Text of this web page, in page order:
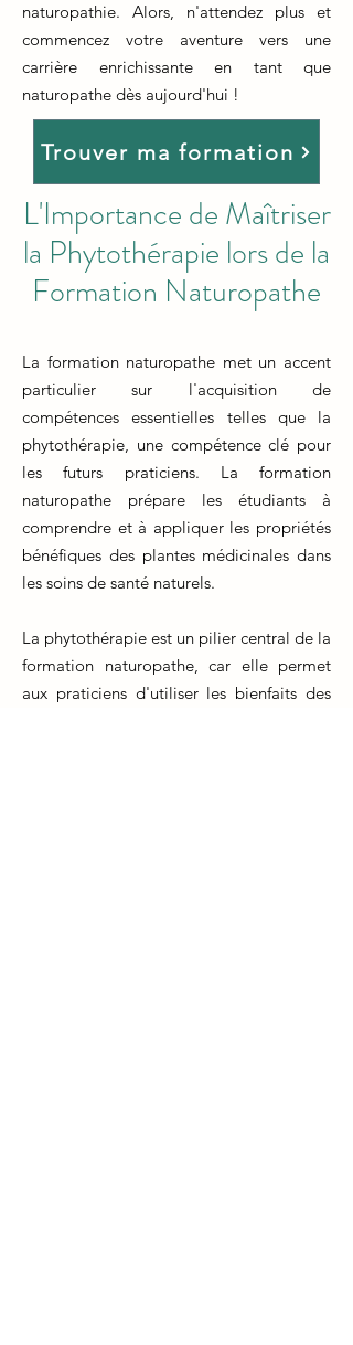
naturopathie. Alors, n'attendez plus et
commencez votre aventure vers une
carrière enrichissante en tant que
naturopathe dès aujourd'hui !
Trouver ma formation
L'Importance de Maîtriser
la Phytothérapie lors de la
Formation Naturopathe
La formation naturopathe met un accent
particulier sur l'acquisition de
compétences essentielles telles que la
phytothérapie, une compétence clé pour
les futurs praticiens. La formation
naturopathe prépare les étudiants à
comprendre et à appliquer les propriétés
bénéfiques des plantes médicinales dans
les soins de santé naturels.
La phytothérapie est un pilier central de la
formation naturopathe, car elle permet
aux praticiens d'utiliser les bienfaits des